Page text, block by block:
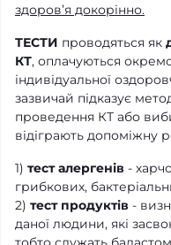
здоров’я докорінно.
ТЕСТИ проводяться як
КТ, оплачуються
індивідуальної
зазвичай підказує
проведення КТ або
відіграють допоміжну
1) тест алергенів -
грибкових,
2) тест продуктів -
даної людини, які